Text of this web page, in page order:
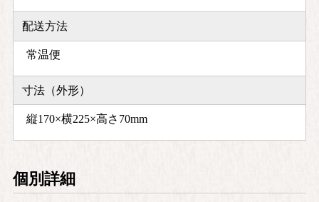
配送方法
常温便
寸法（外形）
縦170×横225×高さ70mm
個別詳細